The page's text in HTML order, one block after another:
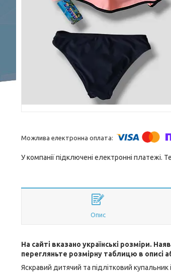
У компанії підключені електронні
Опис
На сайті вказано українські розміри.
перегляньте розмірну таблицю в описі
Яскравий дитячий та підлітковий